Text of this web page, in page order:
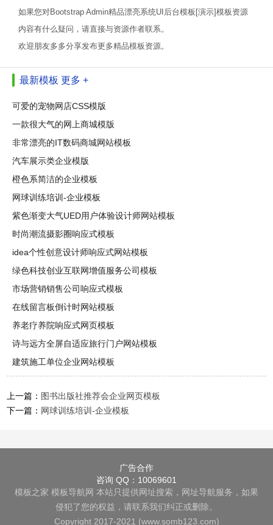
如果您对Bootstrap Admin精品漂亮系统UI后台模板[演示]模板资源
内容有什么疑问，请直接与资源作者联系。
欢迎朋友多多分享发布更多精品模板资源。
最新模板 更多 +
可爱的宠物网店CSS模版
一款很大气的网上商城模版
非常漂亮的IT数码商城网站模板
汽车展示类企业模版
橙色系简洁的企业模板
网球训练培训-企业模板
紫色渐变大气UED用户体验设计师网站模板
时尚潮流摄影圈响应式模板
idea个性创意设计师响应式网站模板
绿色科技创业互联网增值服务公司模板
市场营销销售公司响应式模板
在线留言板倒计时网站模板
养老疗养院响应式网页模板
诗与远方全屏自适应旅行门户网站模板
建筑施工单位企业网站模板
上一篇： 图书出版社推荐会企业网页模板
下一篇： 网球训练培训-企业模板
广告合作
咨询 QQ：10069601
模板之家 模板导航网 本站只提供网址搜索，网址导航服务，如果
侵犯了您的权益，请联系我们纠正或删除。
Copyright 2017-2021 (www.somb123.com)